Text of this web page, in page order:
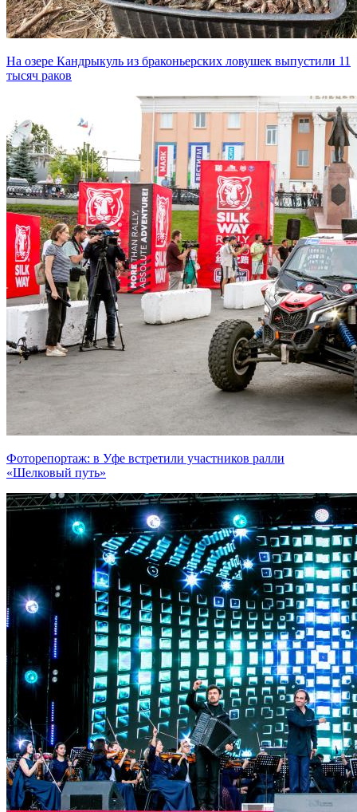
На озере Кандрыкуль из браконьерских ловушек выпустили 11
тысяч раков
Фоторепортаж: в Уфе встретили участников ралли
«Шелковый путь»